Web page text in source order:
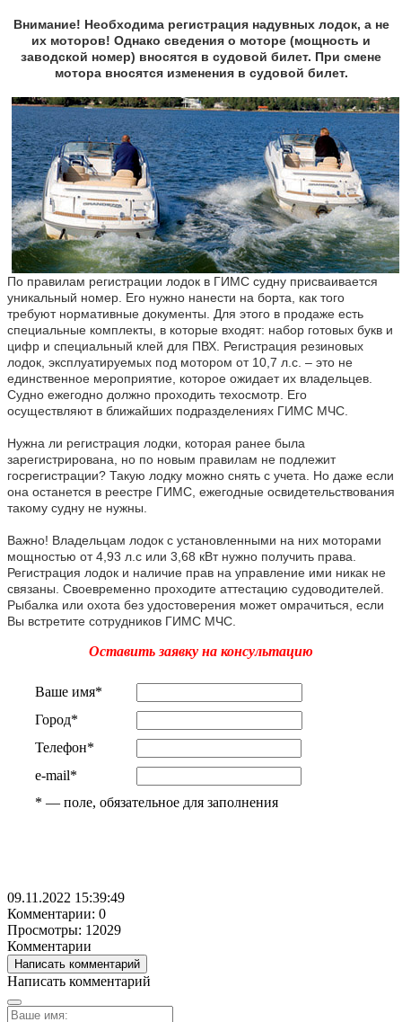
Внимание! Необходима регистрация надувных лодок, а не
их моторов! Однако сведения о моторе (мощность и
заводской номер) вносятся в судовой билет. При смене
мотора вносятся изменения в судовой билет.
По правилам регистрации лодок в ГИМС судну присваивается
уникальный номер. Его нужно нанести на борта, как того
требуют нормативные документы. Для этого в продаже есть
специальные комплекты, в которые входят: набор готовых букв и
цифр и специальный клей для ПВХ. Регистрация резиновых
лодок, эксплуатируемых под мотором от 10,7 л.с. – это не
единственное мероприятие, которое ожидает их владельцев.
Судно ежегодно должно проходить техосмотр. Его
осуществляют в ближайших подразделениях ГИМС МЧС.
Нужна ли регистрация лодки, которая ранее была
зарегистрирована, но по новым правилам не подлежит
госрегистрации? Такую лодку можно снять с учета. Но даже если
она останется в реестре ГИМС, ежегодные освидетельствования
такому судну не нужны.
Важно! Владельцам лодок с установленными на них моторами
мощностью от 4,93 л.с или 3,68 кВт нужно получить права.
Регистрация лодок и наличие прав на управление ими никак не
связаны. Своевременно проходите аттестацию судоводителей.
Рыбалка или охота без удостоверения может омрачиться, если
Вы встретите сотрудников ГИМС МЧС.
Оставить заявку на консультацию
Ваше имя*
Город*
Телефон*
e-mail*
* — поле, обязательное для заполнения
09.11.2022 15:39:49
Комментарии: 0
Просмотры: 12029
Комментарии
Написать комментарий
Написать комментарий